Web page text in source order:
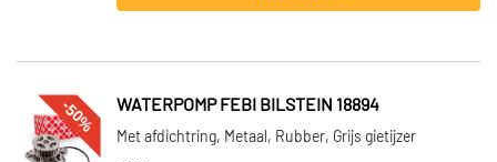
-50% WATERPOMP FEBI BILSTEIN 18894
Met afdichtring, Metaal, Rubber, Grijs gietijzer